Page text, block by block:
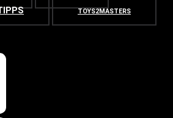
TOYS2MASTERS